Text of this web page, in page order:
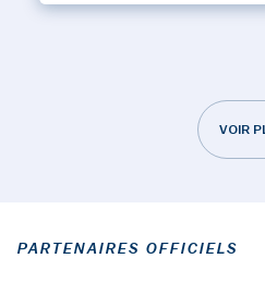
VOIR
PARTENAIRES OFFICIELS